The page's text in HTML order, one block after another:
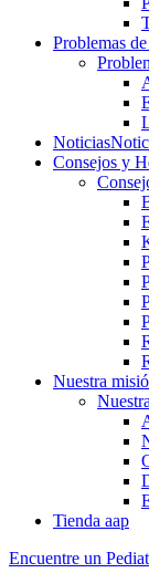
Problemas
Noticias
Consejos y
Nuestra
Tienda aap
Encuentre un